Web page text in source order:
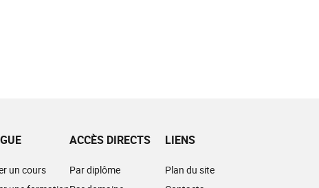
un cours
ACCÈS DIRECTS
Par diplôme
LIENS
Plan du site